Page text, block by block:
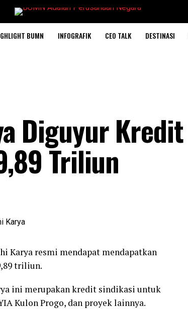
BUMN INFOGRAFIK CEO TALK DESTINASI
Diguyur Kredit
Triliun
Karya resmi mendapat mendapatkan
triliun.
ini merupakan kredit sindikasi untuk
Kulon Progo, dan proyek lainnya.